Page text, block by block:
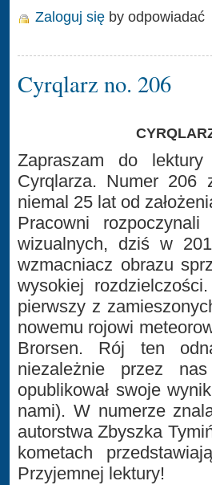
Zaloguj się by odpowiadać
Cyrqlarz no. 206
Zapraszam do
Cyrqlarza. Numer
niemal 25 lat od
Pracowni
wizualnych, dziś w
wzmacniacz obrazu
wysokiej
pierwszy z
nowemu rojowi
Brorsen. Rój ten
niezależnie przez
opublikował swoje
nami). W numerze
autorstwa Zbyszka
kometach
Przyjemnej lektury!